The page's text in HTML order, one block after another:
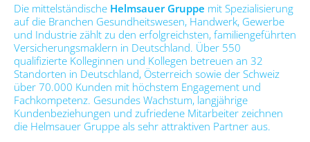
Die mittelständische Helmsauer Gruppe mit Spezialisierung
auf die Branchen Gesundheitswesen, Handwerk, Gewerbe
und Industrie zählt zu den erfolgreichsten, familiengeführten
Versicherungsmaklern in Deutschland. Über 550
qualifizierte Kolleginnen und Kollegen betreuen an 32
Standorten in Deutschland, Österreich sowie der Schweiz
über 70.000 Kunden mit höchstem Engagement und
Fachkompetenz. Gesundes Wachstum, langjährige
Kundenbeziehungen und zufriedene Mitarbeiter zeichnen
die Helmsauer Gruppe als sehr attraktiven Partner aus.